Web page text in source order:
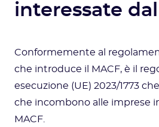
interessate
Conformemente al
che introduce il MACF, è il
esecuzione (UE) 2023/1773
che incombono alle imprese
MACF.